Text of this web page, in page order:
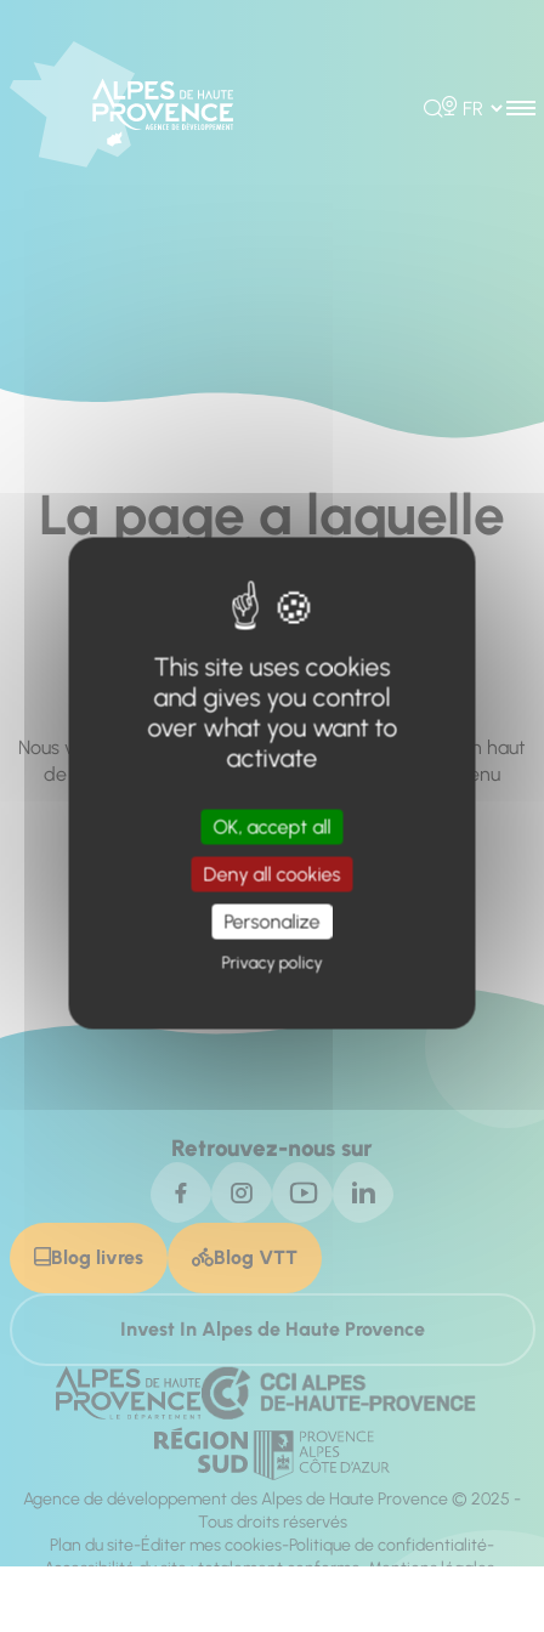
Rechercher
Choisir la
La page a laquelle
vous cherchez à
accéder n'existe
pas... ou plus.
Nous vous invitons à utiliser le moteur de recherche en haut
de page, ou à utiliser le menu pour trouver le contenu
Retour à l'accueil
Retrouvez-nous sur
Blog livres Blog VTT
Invest In Alpes de Haute Provence
Agence de développement des Alpes de Haute Provence © 2025 -
Tous droits réservés
Plan du site Éditer mes cookies Politique de confidentialité
Accessibilité du site : totalement conforme Mentions légales
This site uses cookies
and gives you control
over what you want to
activate
OK, accept all
Deny all cookies
Personalize
Privacy policy